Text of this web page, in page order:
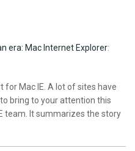
era: Mac Internet Explorer:
for Mac IE. A lot of sites have
bring to your attention this
team. It summarizes the story